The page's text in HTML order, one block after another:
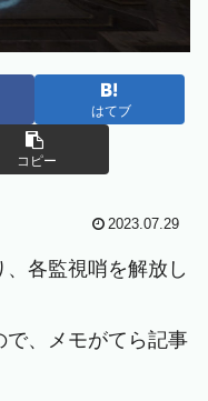
はてブ
コピー
2023.07.29
各監視哨を解放し
、メモがてら記事